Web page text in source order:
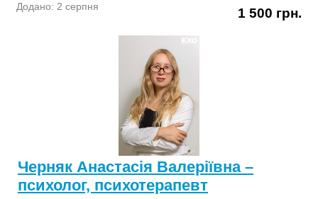
Додано: 2 серпня 1 500 грн.
Черняк Анастасія Валеріївна –
психолог, психотерапевт